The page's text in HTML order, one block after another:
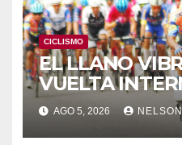
CICLISMO
EL LLANO
VUELTA
ZAMORA
AGO 5, 2026